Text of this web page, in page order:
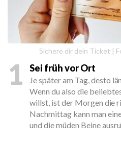
Sichere dir dein Ticket |
1 Sei früh vor Ort
Je später am Tag, desto
Wenn du also die
willst, ist der Morgen die
Nachmittag kann man
und die müden Beine